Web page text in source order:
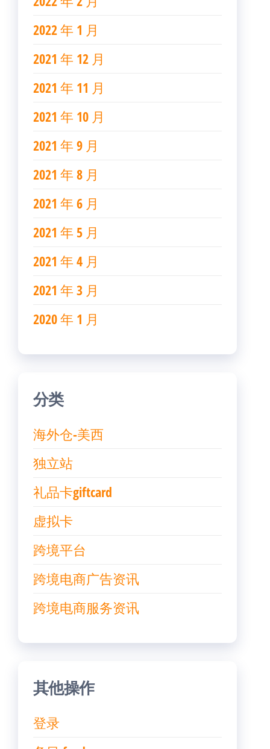
2022 年 1 月
2021 年 12 月
2021 年 11 月
2021 年 10 月
2021 年 9 月
2021 年 8 月
2021 年 6 月
2021 年 5 月
2021 年 4 月
2021 年 3 月
2020 年 1 月
分类
海外仓-美西
独立站
礼品卡giftcard
虚拟卡
跨境平台
跨境电商广告资讯
跨境电商服务资讯
其他操作
登录